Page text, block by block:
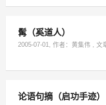
髯（奚道人）
2005-07-01, 作者：黄集伟 ,文
论语句摘（启功手迹）